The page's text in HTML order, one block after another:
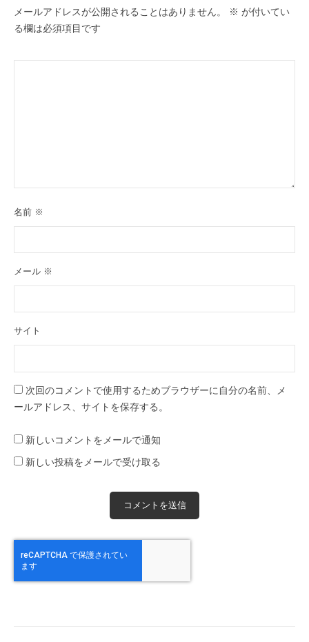
メールアドレスが公開されることはありません。 ※ が付いてい
る欄は必須項目です
名前 ※
メール ※
サイト
次回のコメントで使用するためブラウザーに自分の名前、メ
ールアドレス、サイトを保存する。
新しいコメントをメールで通知
新しい投稿をメールで受け取る